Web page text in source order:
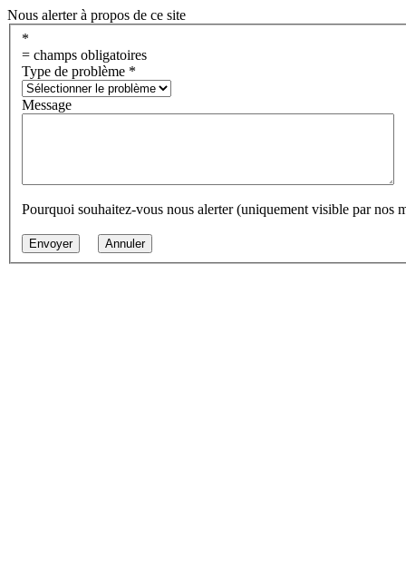
Nous alerter à propos de ce site
*
= champs obligatoires
Type de problème *
Message
Pourquoi souhaitez-vous nous alerter (uniquement visible par nos